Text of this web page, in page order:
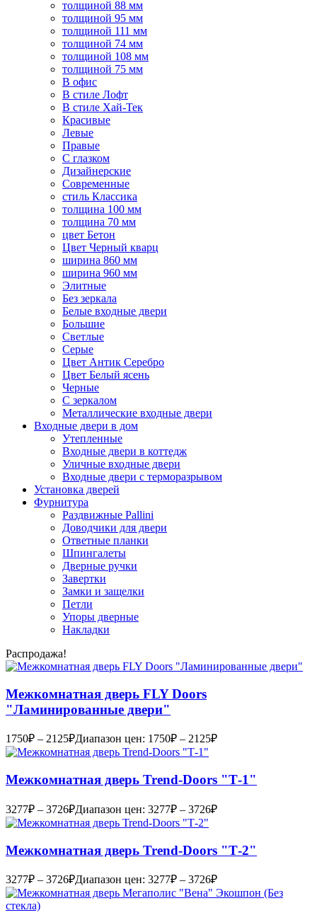
толщиной 88 мм
толщиной 95 мм
толщиной 111 мм
толщиной 74 мм
толщиной 108 мм
толщиной 75 мм
В офис
В стиле Лофт
В стиле Хай-Тек
Красивые
Левые
Правые
С глазком
Дизайнерские
Современные
стиль Классика
толщина 100 мм
толщина 70 мм
цвет Бетон
Цвет Черный кварц
ширина 860 мм
ширина 960 мм
Элитные
Без зеркала
Белые входные двери
Большие
Светлые
Серые
Цвет Антик Серебро
Цвет Белый ясень
Черные
С зеркалом
Металлические входные двери
Входные двери в дом
Утепленные
Входные двери в коттедж
Уличные входные двери
Входные двери с терморазрывом
Установка дверей
Фурнитура
Раздвижные Pallini
Доводчики для двери
Ответные планки
Шпингалеты
Дверные ручки
Завертки
Замки и защелки
Петли
Упоры дверные
Накладки
Распродажа!
Межкомнатная дверь FLY Doors
"Ламинированные двери"
1750₽ – 2125₽Диапазон цен: 1750₽ – 2125₽
Межкомнатная дверь Trend-Doоrs "Т-1"
3277₽ – 3726₽Диапазон цен: 3277₽ – 3726₽
Межкомнатная дверь Trend-Doоrs "Т-2"
3277₽ – 3726₽Диапазон цен: 3277₽ – 3726₽